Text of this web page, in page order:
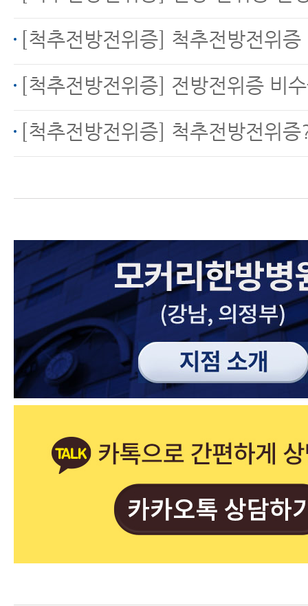
[척추전방전위증] 척추전방전위증 (척추관협
[척추전방전위증] 전방전위증 비수술
[척추전방전위증] 척추전방전위증